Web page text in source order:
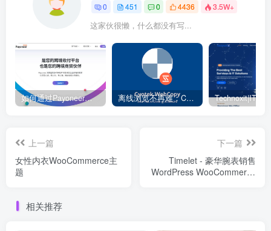
0 451 0 4436 3.5W+
这家伙很懒，什么都没有写...
如何通过Payoneer派安盈转账？ – 电商独立站 离线浏览不再难：Cyotek WebCopy 助你轻松下载整站
上一篇
女性内衣WooCommerce主
题
下一篇
Timelet - 豪华腕表销售
WordPress WooCommerce
相关推荐